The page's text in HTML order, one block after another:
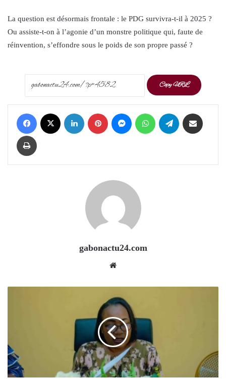
La question est désormais frontale : le PDG survivra-t-il à 2025 ?
Ou assiste-t-on à l’agonie d’un monstre politique qui, faute de
réinvention, s’effondre sous le poids de son propre passé ?
Copy URL
Facebook LinkedIn Pinterest Messenger WhatsApp Telegram
Print
gabonactu24.com